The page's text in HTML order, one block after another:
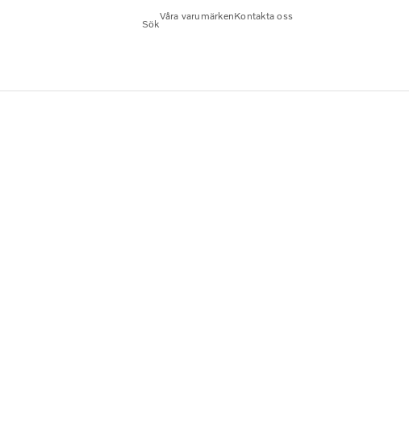
Sök
Våra varumärkenKontakta oss